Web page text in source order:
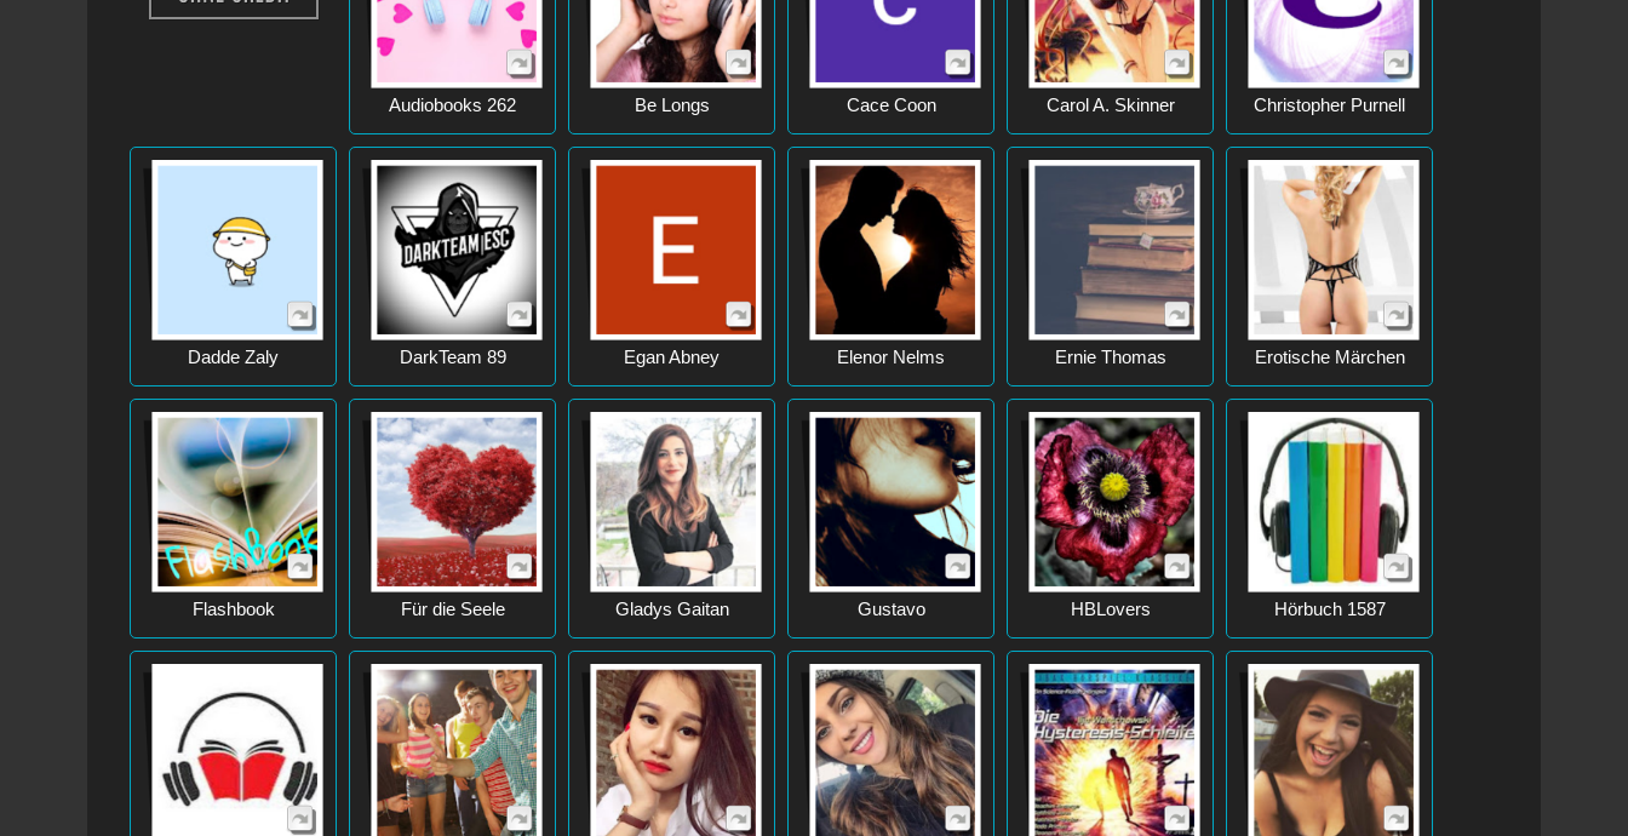
Audiobooks 262 Be Longs Cace Coon Carol A. Skinner Christopher Purnell
Dadde Zaly DarkTeam 89 Egan Abney Elenor Nelms Ernie Thomas Erotische Märchen
Flashbook Für die Seele Gladys Gaitan Gustavo HBLovers Hörbuch 1587